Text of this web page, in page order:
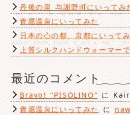
丹後の里 与謝野町にいってみ
青堀温泉にいってみた
日本の心の都、京都にいって
上質シルクハンドウォーマ
最近のコメント
Bravo! “PISOLINO” に
青堀温泉にいってみた
に